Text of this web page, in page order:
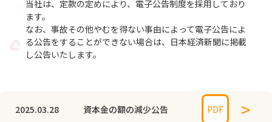
当社は、定款の定めにより、電子公告制度を採用しており
ます。
なお、事故その他やむを得ない事由によって電子公告によ
る公告をすることができない場合は、日本経済新聞に掲載
し公告いたします。
2025.03.28 資本金の額の減少公告 PDF >